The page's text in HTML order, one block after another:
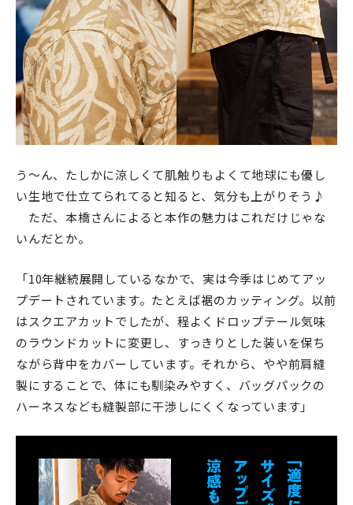
う〜ん、たしかに涼しくて肌触りもよくて地球にも優し
い生地で仕立てられてると知ると、気分も上がりそう♪
ただ、本橋さんによると本作の魅力はこれだけじゃな
いんだとか。
「10年継続展開しているなかで、実は今季はじめてアッ
プデートされています。たとえば裾のカッティング。以前
はスクエアカットでしたが、程よくドロップテール気味
のラウンドカットに変更し、すっきりとした装いを保ち
ながら背中をカバーしています。それから、やや前肩縫
製にすることで、体にも馴染みやすく、バッグパックの
ハーネスなども縫製部に干渉しにくくなっています」